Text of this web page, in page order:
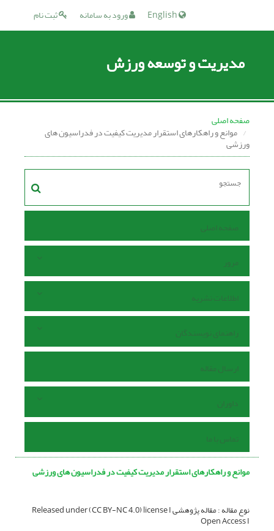
ثبت نام ورود به سامانه
مدیریت و توسعه ورزش
صفحه اصلی
موانع و راهکارهای استقرار مدیریت کیفیت در فدراسیون های
ورزشی
صفحه اصلی
مرور
اطلاعات نشریه
راهنمای نویسندگان
ارسال مقاله
داوران
تماس با ما
موانع و راهکارهای استقرار مدیریت کیفیت در فدراسیون های ورزشی
نوع مقاله : مقاله پژوهشی Released under (CC BY-NC 4.0) license I
Open Access I